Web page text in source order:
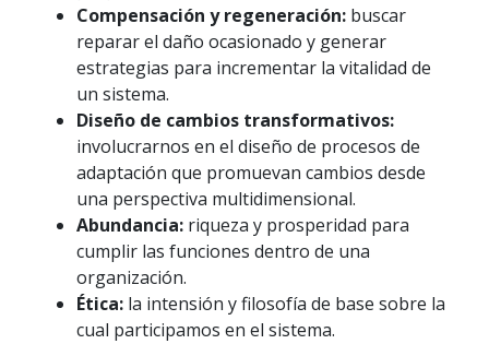
Compensación y regeneración: buscar
reparar el daño ocasionado y generar
estrategias para incrementar la vitalidad de
un sistema.
Diseño de cambios transformativos:
involucrarnos en el diseño de procesos de
adaptación que promuevan cambios desde
una perspectiva multidimensional.
Abundancia: riqueza y prosperidad para
cumplir las funciones dentro de una
organización.
Ética: la intensión y filosofía de base sobre la
cual participamos en el sistema.